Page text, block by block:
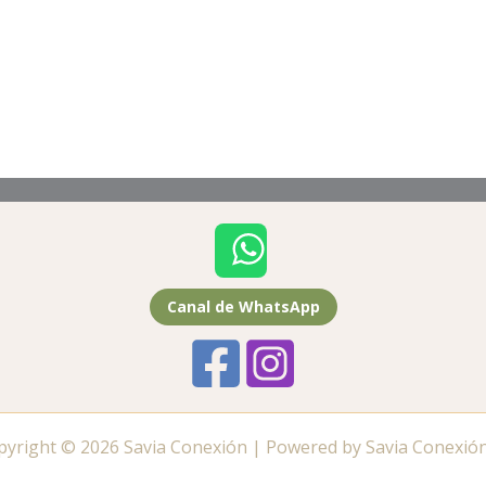
Canal de WhatsApp
© 2026 Savia Conexión | Powered by Savia